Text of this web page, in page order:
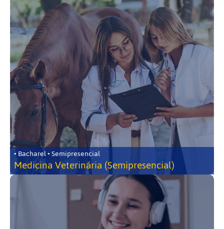
• Bacharel • Semipresencial
Medicina Veterinária (Semipresencial)